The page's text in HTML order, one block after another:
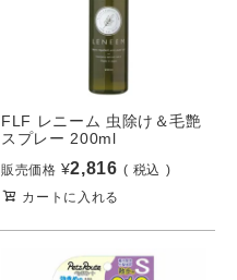
FLF レニーム 虫除け＆毛艶
スプレー 200ml
販売価格 ¥2,816
税込
カートに入れる